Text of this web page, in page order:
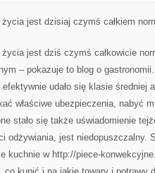
jest dzisiaj czymś całkiem
jest dziś czymś całkowicie
– pokazuje to blog o
udało się klasie średniej
właściwe ubezpieczenia, nabyć
stało się także uświadomienie
odżywiania, jest niedopuszczalny.
kuchnie w http://piece-